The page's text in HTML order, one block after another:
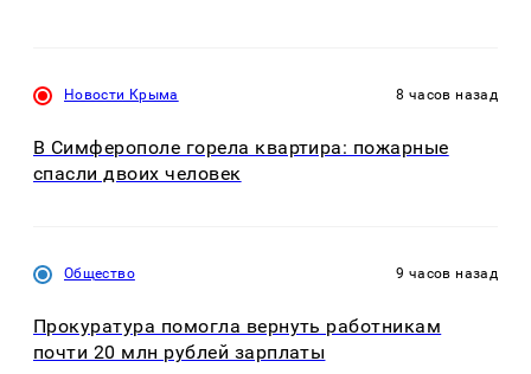
Новости Крыма 8 часов назад
В Симферополе горела квартира: пожарные
спасли двоих человек
Общество 9 часов назад
Прокуратура помогла вернуть работникам
почти 20 млн рублей зарплаты